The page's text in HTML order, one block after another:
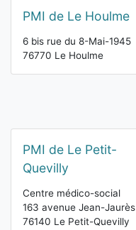
PMI de Le Houlme
6 bis rue du 8-Mai-1945
76770 Le Houlme
PMI de Le Petit-
Quevilly
Centre médico-social
163 avenue Jean-Jaurès
76140 Le Petit-Quevilly